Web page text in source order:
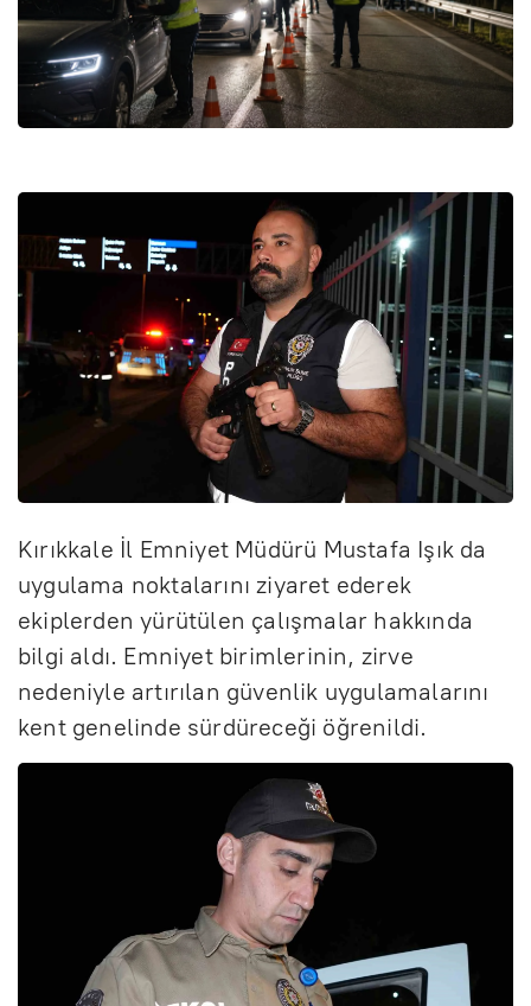
Kırıkkale İl Emniyet Müdürü Mustafa Işık da
uygulama noktalarını ziyaret ederek
ekiplerden yürütülen çalışmalar hakkında
bilgi aldı. Emniyet birimlerinin, zirve
nedeniyle artırılan güvenlik uygulamalarını
kent genelinde sürdüreceği öğrenildi.